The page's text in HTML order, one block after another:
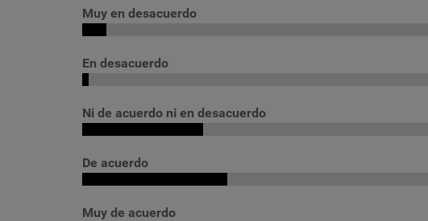
Muy en desacuerdo
En desacuerdo
Ni de acuerdo ni en desacuerdo
De acuerdo
Muy de acuerdo